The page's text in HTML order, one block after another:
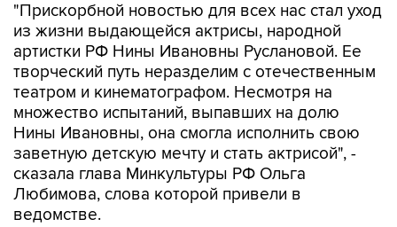
"Прискорбной новостью для всех нас стал уход
из жизни выдающейся актрисы, народной
артистки РФ Нины Ивановны Руслановой. Ее
творческий путь неразделим с отечественным
театром и кинематографом. Несмотря на
множество испытаний, выпавших на долю
Нины Ивановны, она смогла исполнить свою
заветную детскую мечту и стать актрисой", -
сказала глава Минкультуры РФ Ольга
Любимова, слова которой привели в
ведомстве.